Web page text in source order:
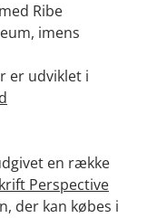
Ribe
imens
er udviklet i
en række
Perspective
der kan købes i